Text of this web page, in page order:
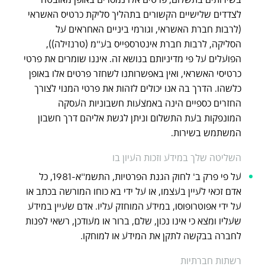
לצדדים שלישיים הקשורים בתהליך סליקת כרטיס האשראי
(לרבות חברת האשראי, וגורמי ביניים האחראים על
הסליקה, לרבות חברת אינטרספייס בע"מ (טרנזילה)),
הפועלים על פי מדיניותם בנושא זה. איננו שומרים את פרטי
כרטיסי האשראי, ואין באפשרותנו לשחזר פרטים אלו באופן
כלשהו. הדרך בה אנו יכולים לזהות את פרטי המנוי לצורך
החזרים כספיים הינה באמצעות חשבוניות העסקה
המונפקות בעת התשלום וניתן לגשת אליהם דרך חשבון
המשתמש בשירות.
השליטה שלך במידע וזכות העיון בו
על פי פרק ב' לחוק הגנת הפרטיות, התשמ"א-1981, כל
אדם זכאי לעיין בעצמו, או על ידי בא כוחו המורשה בכתב או
על ידי אפוטרופוסו, במידע המוחזק עליו. אדם שעיין במידע
שעליו ומצא כי אינו נכון, שלם, ברור או מעודכן, רשאי לפנות
לחברה בבקשה לתקן את המידע או למוחקו.
רשתות חברתיות